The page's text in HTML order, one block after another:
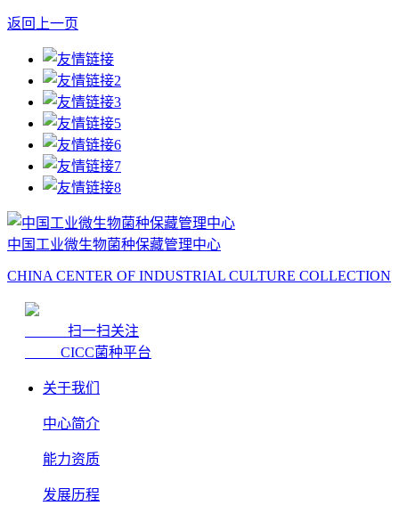
返回上一页
中国工业微生物菌种保藏管理中心
CHINA CENTER OF INDUSTRIAL CULTURE COLLECTION
扫一扫关注
CICC菌种平台
关于我们
中心简介
能力资质
发展历程